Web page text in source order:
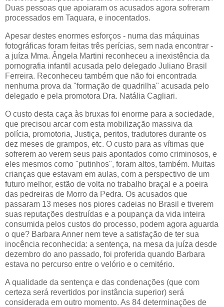
Duas pessoas que apoiaram os acusados agora sofreram
processados em Taquara, e inocentados.
Apesar destes enormes esforços - numa das máquinas
fotográficas foram feitas três perícias, sem nada encontrar -
a juíza Mma. Ângela Martini reconheceu a inexistência da
pornografia infantil acusada pelo delegado Juliano Brasil
Ferreira. Reconheceu também que não foi encontrada
nenhuma prova da "formação de quadrilha" acusada pelo
delegado e pela promotora Dra. Natália Cagliari.
O custo desta caça às bruxas foi enorme para a sociedade,
que precisou arcar com esta mobilização massiva da
polícia, promotoria, Justiça, peritos, tradutores durante os
dez meses de grampos, etc. O custo para as vítimas que
sofrerem ao verem seus pais apontados como criminosos, e
eles mesmos como "putinhos", foram altos, também. Muitas
crianças que estavam em aulas, com a perspectivo de um
futuro melhor, estão de volta no trabalho braçal e a poeira
das pedreiras de Morro da Pedra. Os acusados que
passaram 13 meses nos piores cadeias no Brasil e tiverem
suas reputações destruídas e a poupança da vida inteira
consumida pelos custos do processo, podem agora aguarda
o que? Barbara Anner nem teve a satisfação de ter sua
inocência reconhecida: a sentença, na mesa da juíza desde
dezembro do ano passado, foi proferida quando Barbara
estava no percurso entre o velório e o cemitério.
A qualidade da sentença e das condenações (que com
certeza será revertidos por instância superior) será
considerada em outro momento. As 84 determinações de